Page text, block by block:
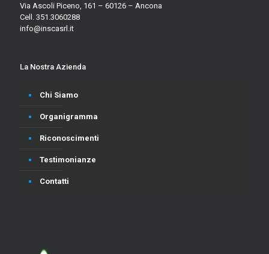
Via Ascoli Piceno, 161 – 60126 – Ancona
Cell. 351.3060288
info@inscasrl.it
La Nostra Azienda
Chi Siamo
Organigramma
Riconoscimenti
Testimonianze
Contatti